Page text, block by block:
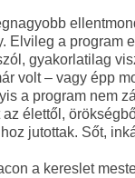
Elvileg a program
gyakorlatilag
volt – vagy épp
a program nem
élettől,
jutottak. Sőt,
a kereslet